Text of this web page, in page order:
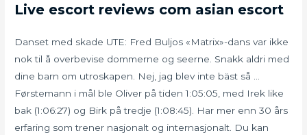
Live escort reviews com asian escort
Danset med skade UTE: Fred Buljos «Matrix»-dans var ikke
nok til å overbevise dommerne og seerne. Snakk aldri med
dine barn om utroskapen. Nej, jag blev inte bäst så …
Førstemann i mål ble Oliver på tiden 1:05:05, med Irek like
bak (1:06:27) og Birk på tredje (1:08:45). Har mer enn 30 års
erfaring som trener nasjonalt og internasjonalt. Du kan